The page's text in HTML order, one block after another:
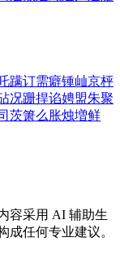
蹒订需癖锺屾京枰
况跚捍谄娉盟朱聚
茨箫么胀烛増鲜
容采用 AI 辅助生
成任何专业建议。